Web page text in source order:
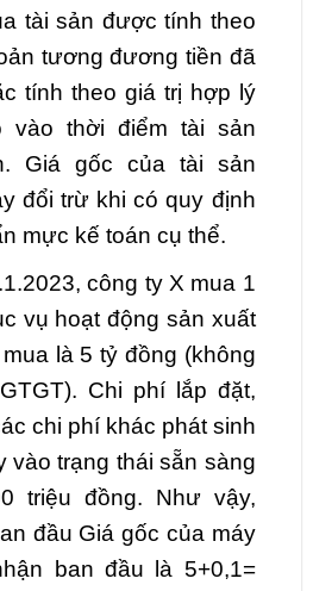
tài sản được tính theo
tương đương tiền đã
tính theo giá trị hợp lý
vào thời điểm tài sản
Giá gốc của tài sản
đổi trừ khi có quy định
mực kế toán cụ thể.
công ty X mua 1
vụ hoạt động sản xuất
là 5 tỷ đồng (không
Chi phí lắp đặt,
chi phí khác phát sinh
vào trạng thái sẵn sàng
triệu đồng. Như vậy,
đầu Giá gốc của máy
ban đầu là 5+0,1=